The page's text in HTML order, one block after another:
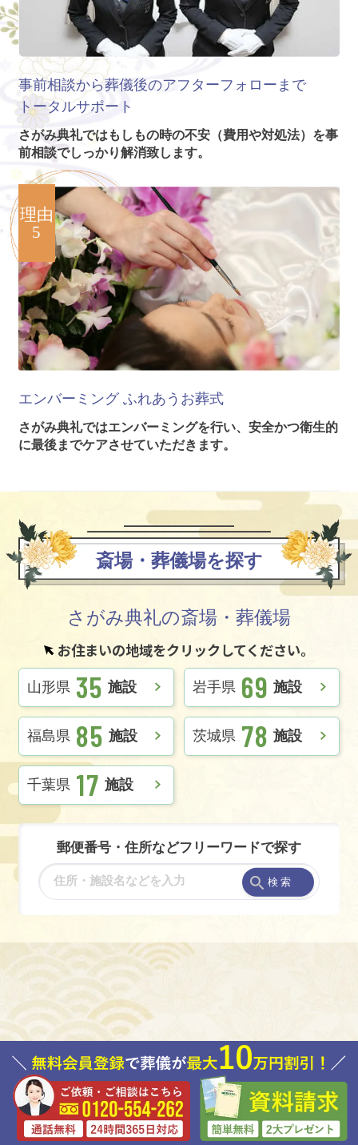
事前相談から葬儀後のアフターフォローまで
トータルサポート
さがみ典礼ではもしもの時の不安（費用や対処法）を事
前相談でしっかり解消致します。
理由
5
エンバーミング ふれあうお葬式
さがみ典礼ではエンバーミングを行い、安全かつ衛生的
に最後までケアさせていただきます。
斎場・葬儀場を探す
さがみ典礼の斎場・葬儀場
お住まいの地域をクリックしてください。
山形県 35 施設 岩手県 69 施設
福島県 85 施設 茨城県 78 施設
千葉県 17 施設
郵便番号・住所などフリーワードで探す
検 索
葬儀のことでお困りの時は
さがみ典礼にお電話ください。
0120-554-262